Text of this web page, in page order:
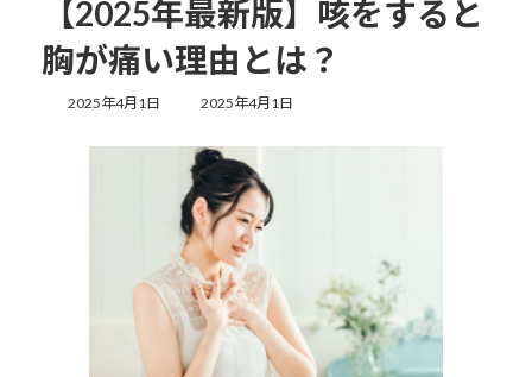
【2025年最新版】咳をすると
胸が痛い理由とは？
2025年4月1日
最
更
新
時
:
2025年4月1日